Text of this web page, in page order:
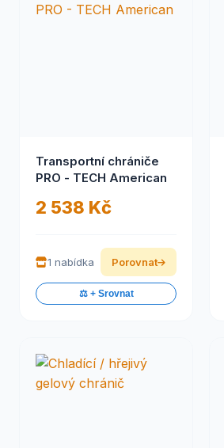
Transportní chrániče
PRO - TECH American
2 538 Kč
1 nabídka Porovnat
⚖️ + Srovnat